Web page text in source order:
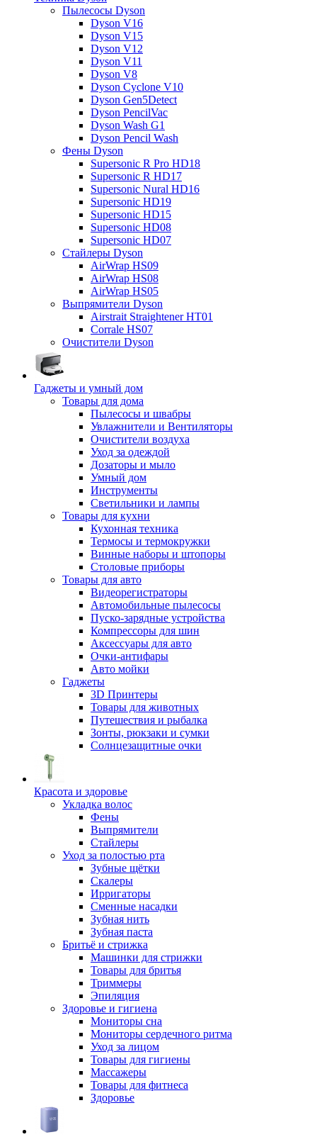
Пылесосы Dyson
Dyson V16
Dyson V15
Dyson V12
Dyson V11
Dyson V8
Dyson Cyclone V10
Dyson Gen5Detect
Dyson PencilVac
Dyson Wash G1
Dyson Pencil Wash
Фены Dyson
Supersonic R Pro HD18
Supersonic R HD17
Supersonic Nural HD16
Supersonic HD19
Supersonic HD15
Supersonic HD08
Supersonic HD07
Стайлеры Dyson
AirWrap HS09
AirWrap HS08
AirWrap HS05
Выпрямители Dyson
Airstrait Straightener HT01
Corrale HS07
Очистители Dyson
Гаджеты и умный дом
Товары для дома
Пылесосы и швабры
Увлажнители и Вентиляторы
Очистители воздуха
Уход за одеждой
Дозаторы и мыло
Умный дом
Инструменты
Светильники и лампы
Товары для кухни
Кухонная техника
Термосы и термокружки
Винные наборы и штопоры
Столовые приборы
Товары для авто
Видеорегистраторы
Автомобильные пылесосы
Пуско-зарядные устройства
Компрессоры для шин
Аксессуары для авто
Очки-антифары
Авто мойки
Гаджеты
3D Принтеры
Товары для животных
Путешествия и рыбалка
Зонты, рюкзаки и сумки
Солнцезащитные очки
Красота и здоровье
Укладка волос
Фены
Выпрямители
Стайлеры
Уход за полостью рта
Зубные щётки
Скалеры
Ирригаторы
Сменные насадки
Зубная нить
Зубная паста
Бритьё и стрижка
Машинки для стрижки
Товары для бритья
Триммеры
Эпиляция
Здоровье и гигиена
Мониторы сна
Мониторы сердечного ритма
Уход за лицом
Товары для гигиены
Массажеры
Товары для фитнеса
Здоровье